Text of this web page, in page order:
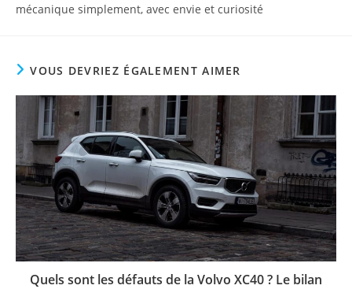
mécanique simplement, avec envie et curiosité
VOUS DEVRIEZ ÉGALEMENT AIMER
Quels sont les défauts de la Volvo XC40 ? Le bilan